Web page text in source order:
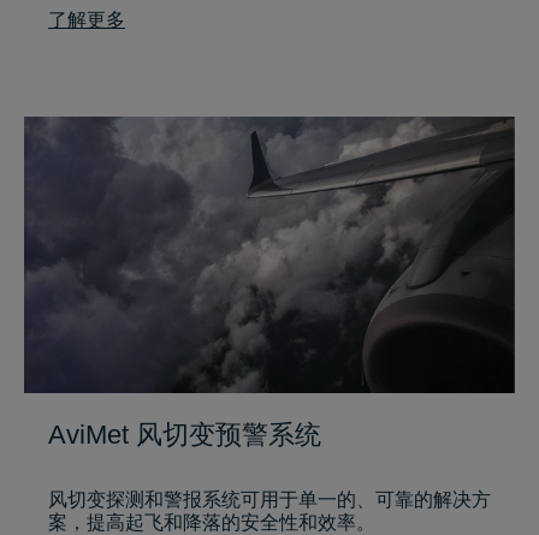
了解更多
AviMet 风切变预警系统
风切变探测和警报系统可用于单一的、可靠的解决方
案，提高起飞和降落的安全性和效率。